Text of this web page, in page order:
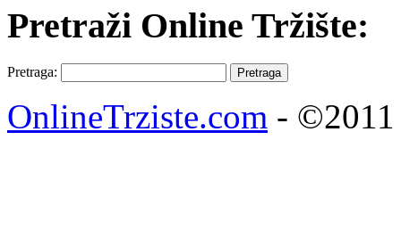
Pretraži Online Tržište:
Pretraga:
OnlineTrziste.com - ©2011